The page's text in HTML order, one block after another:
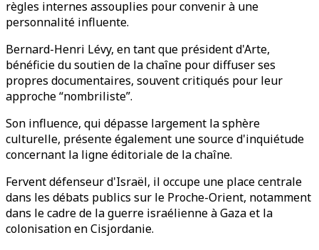
règles internes assouplies pour convenir à une
personnalité influente.
Bernard-Henri Lévy, en tant que président d'Arte,
bénéficie du soutien de la chaîne pour diffuser ses
propres documentaires, souvent critiqués pour leur
approche “nombriliste”.
Son influence, qui dépasse largement la sphère
culturelle, présente également une source d'inquiétude
concernant la ligne éditoriale de la chaîne.
Fervent défenseur d'Israël, il occupe une place centrale
dans les débats publics sur le Proche-Orient, notamment
dans le cadre de la guerre israélienne à Gaza et la
colonisation en Cisjordanie.